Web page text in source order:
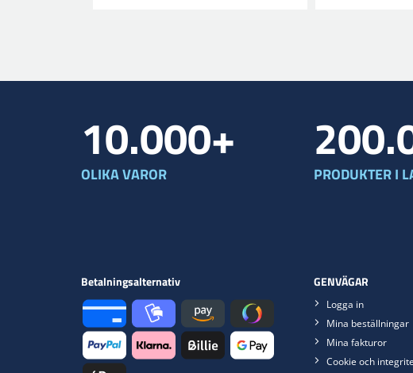
10.000+
OLIKA VAROR PRODUKTER I
Betalningsalternativ GENVÄGAR
Logga in
Mina beställningar
Mina fakturor
Cookie och